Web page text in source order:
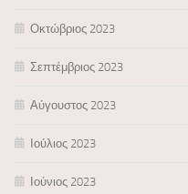
Οκτώβριος 2023
Σεπτέμβριος 2023
Αύγουστος 2023
Ιούλιος 2023
Ιούνιος 2023